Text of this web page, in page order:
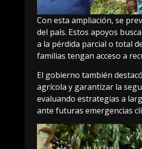
Con esta ampliación, se
del país. Estos apoyos
a la pérdida parcial o total
familias tengan acceso a
El gobierno también
agrícola y garantizar la
evaluando estrategias a
ante futuras emergencias